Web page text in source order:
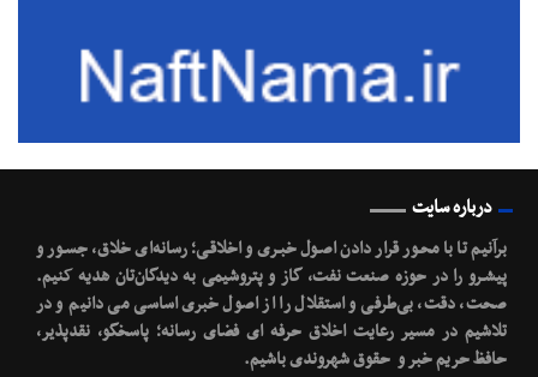
درباره سایت
برآنیم تا با محـور قرار دادن اصـول خبـری و اخلاقـی؛ رسانه‌ای خلاق، جسـور و
پیشـرو را در حوزه صنعت نفت، گاز و پتروشیمی به دیدگان‌تان هدیه کنیم.
صحت، دقت، بی‌طرفی و استقلال را از اصول خبری اساسی می دانیم و در
تلاشیم در مسیر رعایت اخلاق حرفه ای فضای رسانه؛ پاسخگو، نقدپذیر،
حافظ حریم خبر و حقوق شهروندی باشیم.